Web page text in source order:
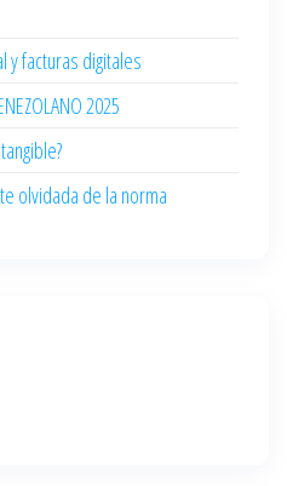
y facturas digitales
2025
olvidada de la norma